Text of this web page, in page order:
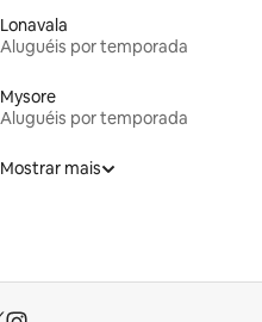
Lonavala
Aluguéis por temporada
Mysore
Aluguéis por temporada
Mostrar mais